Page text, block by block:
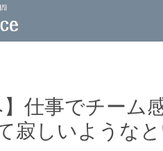
】仕事でチーム
寂しいような